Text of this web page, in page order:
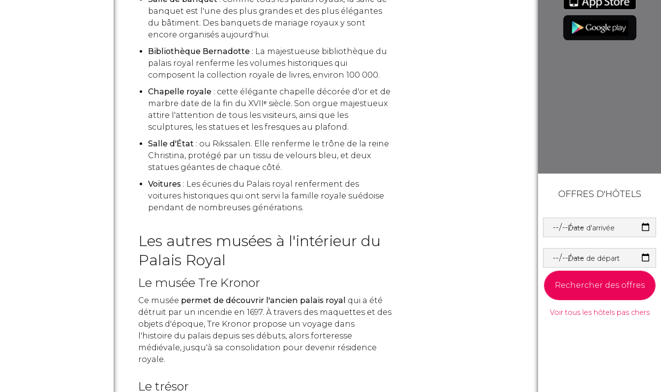
banquet est l'une des plus grandes et des plus élégantes
du bâtiment. Des banquets de mariage royaux y sont
encore organisés aujourd'hui.
Bibliothèque Bernadotte : La majestueuse bibliothèque du
palais royal renferme les volumes historiques qui
composent la collection royale de livres, environ 100 000.
Chapelle royale : cette élégante chapelle décorée d'or et de
marbre date de la fin du XVIIᵉ siècle. Son orgue majestueux
attire l'attention de tous les visiteurs, ainsi que les
sculptures, les statues et les fresques au plafond.
Salle d'État : ou Rikssalen. Elle renferme le trône de la reine
Christina, protégé par un tissu de velours bleu, et deux
statues géantes de chaque côté.
Voitures : Les écuries du Palais royal renferment des
voitures historiques qui ont servi la famille royale suédoise
pendant de nombreuses générations.
Les autres musées à l'intérieur du
Palais Royal
Le musée Tre Kronor
Ce musée permet de découvrir l'ancien palais royal qui a été
détruit par un incendie en 1697. À travers des maquettes et des
objets d'époque, Tre Kronor propose un voyage dans
l'histoire du palais depuis ses débuts, alors forteresse
médiévale, jusqu'à sa consolidation pour devenir résidence
royale.
Le trésor
OFFRES D'HÔTELS
Date d'arrivée
Date de départ
Rechercher des offres
Voir tous les hôtels pas chers